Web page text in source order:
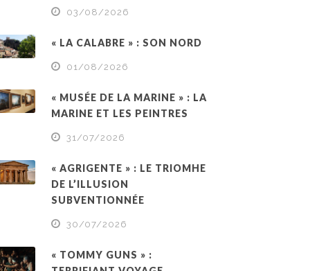
03/08/2026
« LA CALABRE » : SON NORD
01/08/2026
« MUSÉE DE LA MARINE » : LA
MARINE ET LES PEINTRES
31/07/2026
« AGRIGENTE » : LE TRIOMHE
DE L’ILLUSION
SUBVENTIONNÉE
30/07/2026
« TOMMY GUNS » :